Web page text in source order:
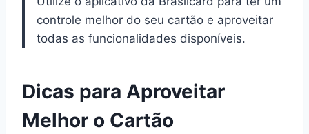
controle melhor do seu cartão e aproveitar
todas as funcionalidades disponíveis.
Dicas para Aproveitar
Melhor o Cartão